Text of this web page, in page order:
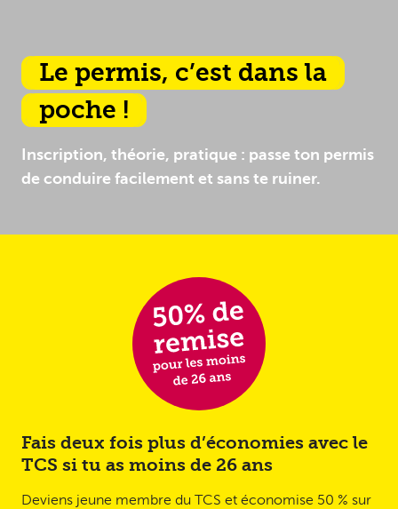
Le permis, c’est dans la
poche !
Inscription, théorie, pratique : passe ton permis
de conduire facilement et sans te ruiner.
Fais deux fois plus d’économies avec le
TCS si tu as moins de 26 ans
Deviens jeune membre du TCS et économise 50 % sur